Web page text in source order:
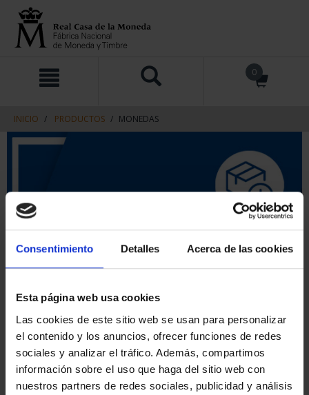
Consentimiento Detalles Acerca de las cookies
Esta página web usa cookies
Las cookies de este sitio web se usan para personalizar
el contenido y los anuncios, ofrecer funciones de redes
sociales y analizar el tráfico. Además, compartimos
información sobre el uso que haga del sitio web con
nuestros partners de redes sociales, publicidad y análisis
contenido
navegacin
0
INICIO PRODUCTOS MONEDAS
ORDENAR POR: